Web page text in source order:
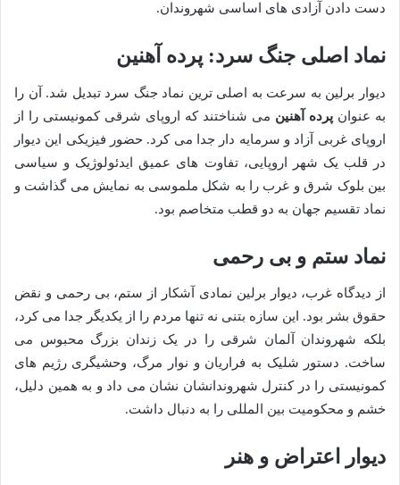
دست دادن آزادی های اساسی شهروندان.
نماد اصلی جنگ سرد: پرده آهنین
دیوار برلین به سرعت به اصلی ترین نماد جنگ سرد تبدیل شد. آن را
به عنوان پرده آهنین می شناختند که اروپای شرقی کمونیستی را از
اروپای غربی آزاد و سرمایه دار جدا می کرد. حضور فیزیکی این دیوار
در قلب یک شهر اروپایی، تفاوت های عمیق ایدئولوژیک و سیاسی
بین بلوک شرق و غرب را به شکل ملموسی به نمایش می گذاشت و
نماد تقسیم جهان به دو قطب متخاصم بود.
نماد ستم و بی رحمی
از دیدگاه غرب، دیوار برلین نمادی آشکار از ستم، بی رحمی و نقض
حقوق بشر بود. این سازه بتنی نه تنها مردم را از یکدیگر جدا می کرد،
بلکه شهروندان آلمان شرقی را در یک زندان بزرگ محبوس می
ساخت. دستور شلیک به فراریان و نوار مرگ، وحشیگری رژیم های
کمونیستی را در کنترل شهروندانشان نشان می داد و به همین دلیل،
خشم و محکومیت بین المللی را به دنبال داشت.
دیوار اعتراض و هنر